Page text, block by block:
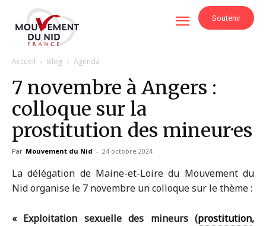
Soutenir
Accueil Blog Agenda
7 novembre à Angers :
colloque sur la
prostitution des mineur·es
Par Mouvement du Nid - 24 octobre 2024
La délégation de Maine-et-Loire du Mouvement du
Nid organise le 7 novembre un colloque sur le thème :
« Exploitation sexuelle des mineurs (prostitution,